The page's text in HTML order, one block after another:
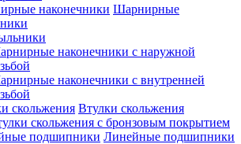
Шарнирные
наконечники с наружной
наконечники с внутренней
Втулки скольжения
скольжения с бронзовым покрытием
Линейные подшипники